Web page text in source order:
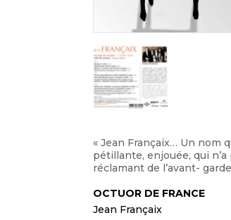
« Jean Françaix… Un nom
pétillante, enjouée, qui
réclamant de l’avant-
OCTUOR DE FRANCE
Jean Françaix